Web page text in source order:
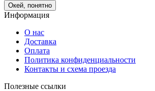
Окей, понятно
Информация
О нас
Доставка
Оплата
Политика конфиденциальности
Контакты и схема проезда
Полезные ссылки